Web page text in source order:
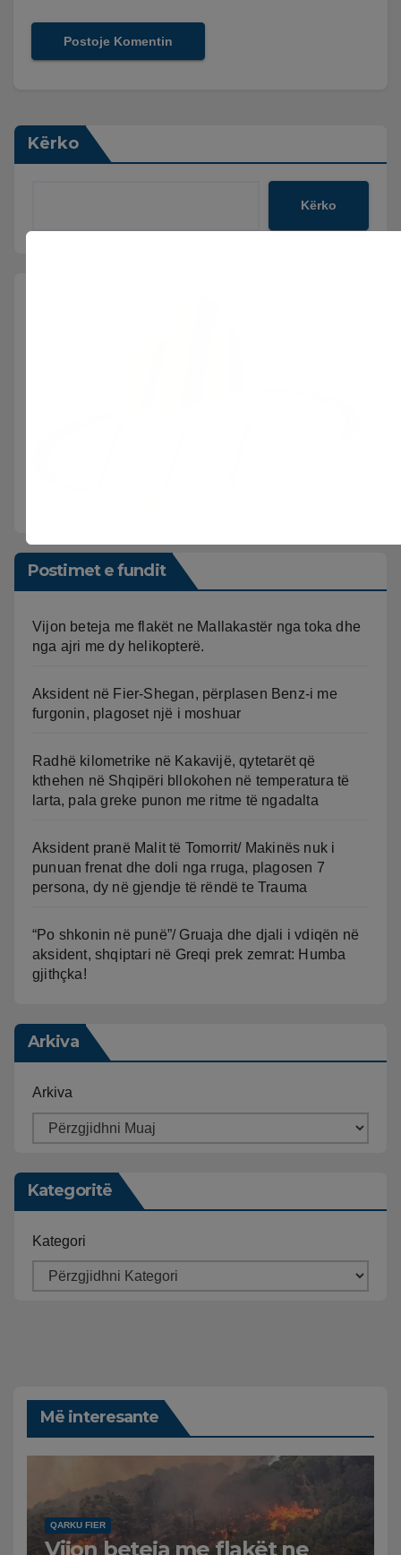
Kërko
Kërko
Postimet e fundit
Vijon beteja me flakët ne Mallakastër nga toka dhe
nga ajri me dy helikopterë.
Aksident në Fier-Shegan, përplasen Benz-i me
furgonin, plagoset një i moshuar
Radhë kilometrike në Kakavijë, qytetarët që
kthehen në Shqipëri bllokohen në temperatura të
larta, pala greke punon me ritme të ngadalta
Aksident pranë Malit të Tomorrit/ Makinës nuk i
punuan frenat dhe doli nga rruga, plagosen 7
persona, dy në gjendje të rëndë te Trauma
“Po shkonin në punë”/ Gruaja dhe djali i vdiqën në
aksident, shqiptari në Greqi prek zemrat: Humba
gjithçka!
Arkiva
Arkiva
Kategoritë
Kategori
Më interesante
QARKU FIER
Vijon beteja me flakët ne